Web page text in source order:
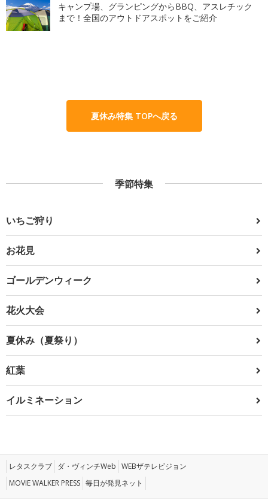
キャンプ場、グランピングからBBQ、アスレチック
まで！全国のアウトドアスポットをご紹介
夏休み特集 TOPへ戻る
季節特集
いちご狩り
お花見
ゴールデンウィーク
花火大会
夏休み（夏祭り）
紅葉
イルミネーション
レタスクラブ ダ・ヴィンチWeb WEBザテレビジョン
MOVIE WALKER PRESS 毎日が発見ネット